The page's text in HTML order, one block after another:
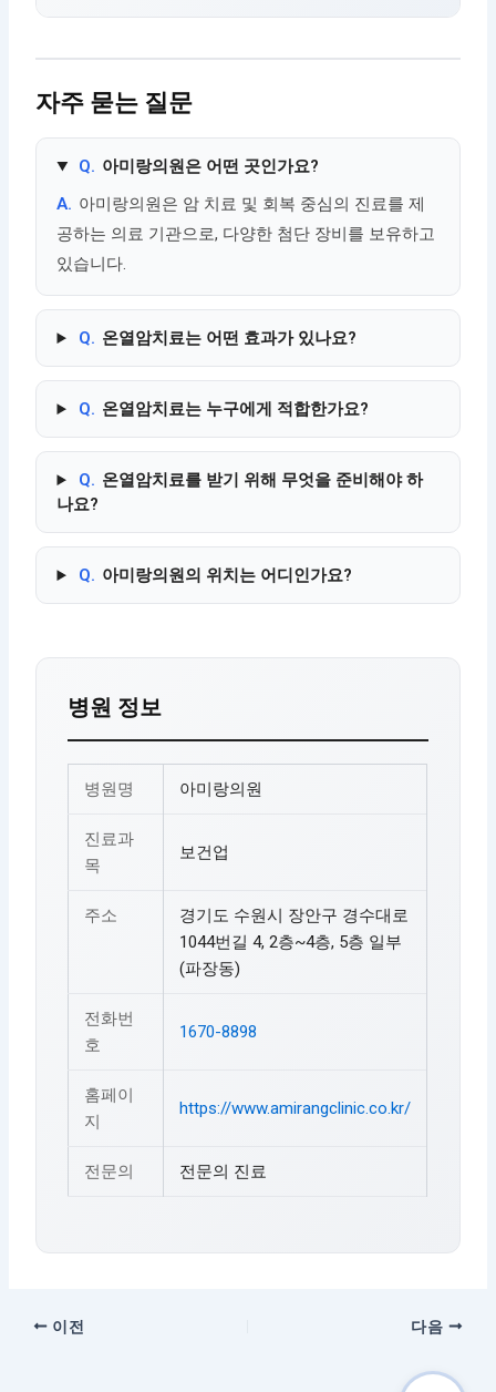
자주 묻는 질문
Q. 아미랑의원은 어떤 곳인가요?
A. 아미랑의원은 암 치료 및 회복 중심의 진료를 제
공하는 의료 기관으로, 다양한 첨단 장비를 보유하고
있습니다.
Q. 온열암치료는 어떤 효과가 있나요?
Q. 온열암치료는 누구에게 적합한가요?
Q. 온열암치료를 받기 위해 무엇을 준비해야 하
나요?
Q. 아미랑의원의 위치는 어디인가요?
병원 정보
병원명 아미랑의원
진료과
목
보건업
주소
경기도 수원시 장안구 경수대로
1044번길 4, 2층~4층, 5층 일부
(파장동)
전화번
호
1670-8898
홈페이
지
https://www.amirangclinic.co.kr/
전문의 전문의 진료
이전 다음